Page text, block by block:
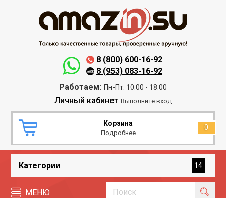
8 (800) 600-16-92
8 (953) 083-16-92
Работаем: Пн-Пт: 10:00 - 18:00
Личный кабинет Выполните вход
Корзина
Подробнее
0
Категории 14
МЕНЮ